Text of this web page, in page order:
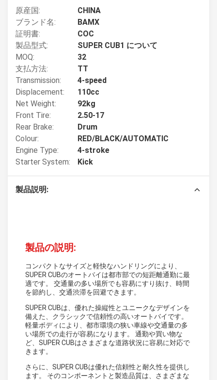
原産国:
CHINA
ブランド名:
BAMX
証明書:
COC
製品型式:
SUPER CUB1 について
MOQ:
32
支払方法:
TT
Transmission:
4-speed
Displacement:
110cc
Net Weight:
92kg
Front Tire:
2.50-17
Rear Brake:
Drum
Colour:
RED/BLACK/AUTOMATIC
Engine Type:
4-stroke
Starter System:
Kick
製品説明:
製品の説明:
コンパクトなサイズと軽快なハンドリングにより、
SUPER CUBのオートバイは都市部での短距離通勤に最
適です。 交通量の多い場所でも容易にすり抜け、時間
を節約し、交通渋滞を回避できます。
SUPER CUBは、優れた操縦性とユニークなデザインを
備えた、クラシックで信頼性の高いオートバイです。
軽量ボディにより、都市環境の狭い車線や交通量の多
い場所での走行が容易になります。 通勤や買い物な
ど、SUPER CUBはさまざまな道路状況に容易に対応で
きます。
さらに、SUPER CUBは優れた信頼性と耐久性を提供し
ます。 そのコンポーネントと製造品質は、さまざまな